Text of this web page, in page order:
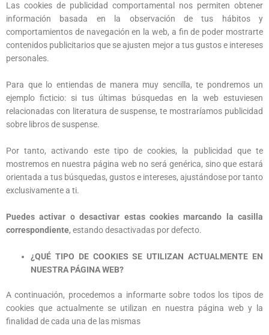
Las cookies de publicidad comportamental nos permiten obtener
información basada en la observación de tus hábitos y
comportamientos de navegación en la web, a fin de poder mostrarte
contenidos publicitarios que se ajusten mejor a tus gustos e intereses
personales.
Para que lo entiendas de manera muy sencilla, te pondremos un
ejemplo ficticio: si tus últimas búsquedas en la web estuviesen
relacionadas con literatura de suspense, te mostraríamos publicidad
sobre libros de suspense.
Por tanto, activando este tipo de cookies, la publicidad que te
mostremos en nuestra página web no será genérica, sino que estará
orientada a tus búsquedas, gustos e intereses, ajustándose por tanto
exclusivamente a ti.
Puedes activar o desactivar estas cookies marcando la casilla
correspondiente, estando desactivadas por defecto.
¿QUÉ TIPO DE COOKIES SE UTILIZAN ACTUALMENTE EN
NUESTRA PÁGINA WEB?
A continuación, procedemos a informarte sobre todos los tipos de
cookies que actualmente se utilizan en nuestra página web y la
finalidad de cada una de las mismas